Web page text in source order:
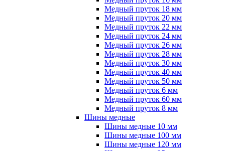
Медный пруток 18 мм
Медный пруток 20 мм
Медный пруток 22 мм
Медный пруток 24 мм
Медный пруток 26 мм
Медный пруток 28 мм
Медный пруток 30 мм
Медный пруток 40 мм
Медный пруток 50 мм
Медный пруток 6 мм
Медный пруток 60 мм
Медный пруток 8 мм
Шины медные
Шины медные 10 мм
Шины медные 100 мм
Шины медные 120 мм